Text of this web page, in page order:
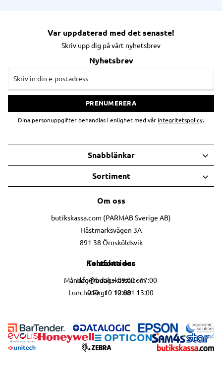
Var uppdaterad med det senaste!
Skriv upp dig på vårt nyhetsbrev
Nyhetsbrev
PRENUMERERA
Dina personuppgifter behandlas i enlighet med vår integritetspolicy.
Om oss
butikskassa.com (PARMAB Sverige AB)
Hästmarksvägen 3A
891 38 Örnsköldsvik
Kontakta oss
info@butikskassa.com
010 - 10 10 681
Telefontider
Måndag-fredag – 09:00 - 17:00
Lunchstängt – 12:00 - 13:00
Snabblänkar
Sortiment